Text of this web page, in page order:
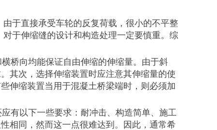
于直接承受车轮的反复荷载，很小的不平整
于伸缩缝的设计和构造处理一定要慎重。综
桥向均能保证自由伸缩的伸缩量。由于斜
其次，选择伸缩装置时应注意其伸缩量的使
伸缩装置当用于混凝土桥梁端时，则必须加
有以下一些要求：耐冲击、构造简单、施工
相同，然而这一点很难达到。因此，通常希